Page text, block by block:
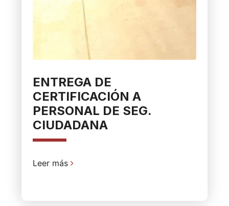
ENTREGA DE
CERTIFICACIÓN A
PERSONAL DE SEG.
CIUDADANA
Leer más